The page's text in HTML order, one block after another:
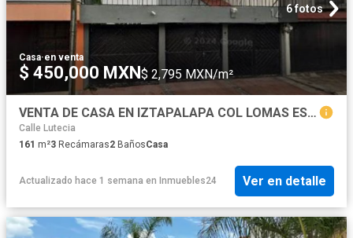
6 fotos
Casa·en venta
$ 450,000 MXN$ 2,795 MXN/m²
VENTA DE CASA EN IZTAPALAPA COL LOMAS ESTRTELLA 2DA SECCION
Calle Lutecia
161 m²3 Recámaras2 BañosCasa
Actualizado hace 1 semana en Inmuebles24 Ver en detalle